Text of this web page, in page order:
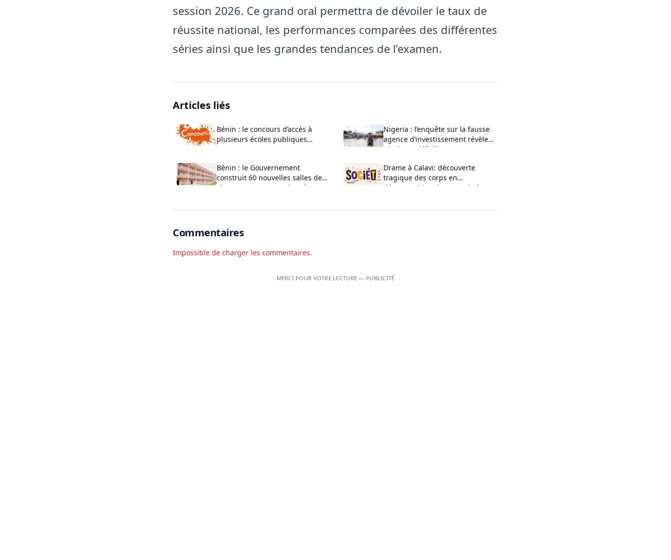
session 2026. Ce grand oral permettra de dévoiler le taux de
réussite national, les performances comparées des différentes
séries ainsi que les grandes tendances de l’examen.
Articles liés
Bénin : le concours d’accès à
plusieurs écoles publiques
Nigeria : l’enquête sur la fausse
agence d’investissement révèle
plusieurs défaillances
Bénin : le Gouvernement
construit 60 nouvelles salles de
classe au CEG La Verdure à
Drame à Calavi: découverte
tragique des corps en
décomposition d’un couple à
Commentaires
Impossible de charger les commentaires.
MERCI POUR VOTRE LECTURE — PUBLICITÉ